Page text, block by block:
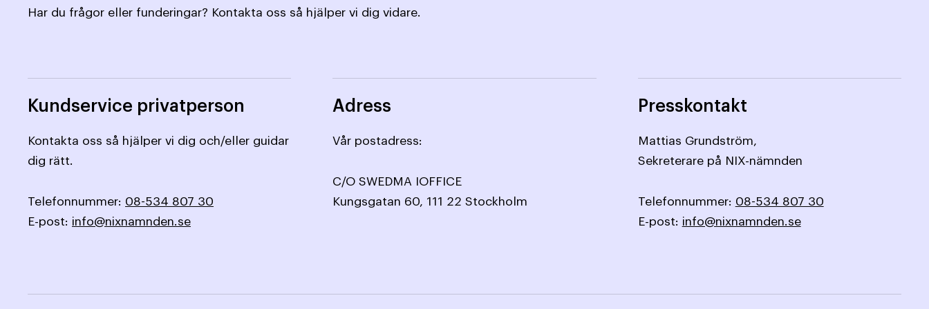
Har du frågor eller funderingar? Kontakta oss så hjälper vi dig vidare.
Kundservice privatperson
Kontakta oss så hjälper vi dig och/eller guidar
dig rätt.
Telefonnummer: 08-534 807 30
E-post: info@nixnamnden.se
Adress
Vår postadress:
C/O SWEDMA IOFFICE
Kungsgatan 60, 111 22 Stockholm
Presskontakt
Mattias Grundström,
Sekreterare på NIX-nämnden
Telefonnummer: 08-534 807 30
E-post: info@nixnamnden.se